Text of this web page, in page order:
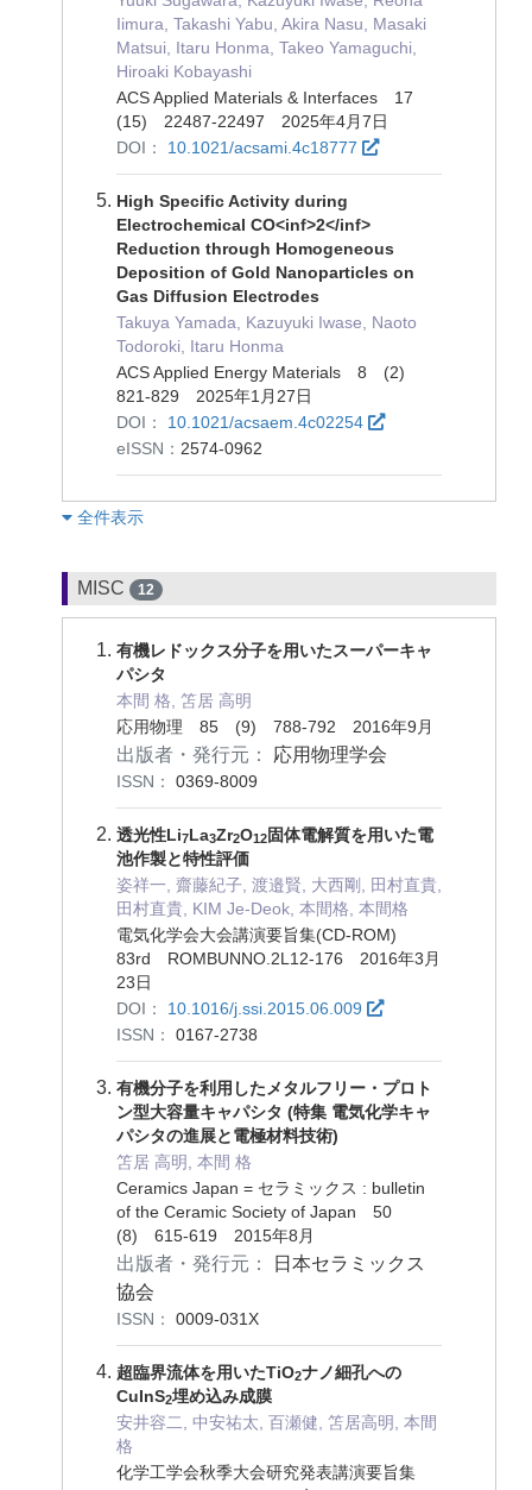
Iimura, Takashi Yabu, Akira Nasu, Masaki
Matsui, Itaru Honma, Takeo Yamaguchi,
Hiroaki Kobayashi
ACS Applied Materials & Interfaces 17
(15) 22487-22497 2025年4月7日
DOI：
10.1021/acsami.4c18777
High Specific Activity during
Electrochemical CO<inf>2</inf>
Reduction through Homogeneous
Deposition of Gold Nanoparticles on
Gas Diffusion Electrodes
Takuya Yamada, Kazuyuki Iwase, Naoto
Todoroki, Itaru Honma
ACS Applied Energy Materials 8 (2)
821-829 2025年1月27日
DOI：
10.1021/acsaem.4c02254
eISSN： 2574-0962
︎全件表示
MISC 12
有機レドックス分子を用いたスーパーキャ
パシタ
本間 格, 笘居 高明
応用物理 85 (9) 788-792 2016年9月
出版者・発行元： 応用物理学会
ISSN： 0369-8009
透光性Li7La3Zr2O12固体電解質を用いた電
池作製と特性評価
姿祥一, 齋藤紀子, 渡邉賢, 大西剛, 田村直貴,
田村直貴, KIM Je‐Deok, 本間格, 本間格
電気化学会大会講演要旨集(CD-ROM)
83rd ROMBUNNO.2L12-176 2016年3月
23日
DOI：
10.1016/j.ssi.2015.06.009
ISSN：
0167-2738
有機分子を利用したメタルフリー・プロト
ン型大容量キャパシタ (特集 電気化学キャ
パシタの進展と電極材料技術)
笘居 高明, 本間 格
Ceramics Japan = セラミックス : bulletin
of the Ceramic Society of Japan 50
(8) 615-619 2015年8月
出版者・発行元：
日本セラミックス
協会
ISSN： 0009-031X
超臨界流体を用いたTiO2ナノ細孔への
CuInS2埋め込み成膜
安井容二, 中安祐太, 百瀬健, 笘居高明, 本間
格
化学工学会秋季大会研究発表講演要旨集